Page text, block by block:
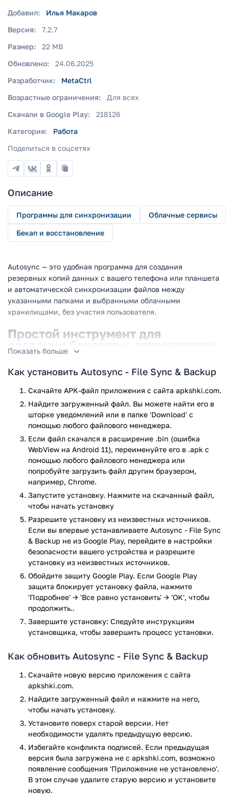
Добавил:
Илья Макаров
Версия:
7.2.7
Размер:
22 MB
Обновлено:
24.06.2025
Разработчик:
MetaCtrl
Возрастные ограничения:
Для всех
Скачали в Google Play:
218126
Категория:
Работа
Поделиться в соцсетях
Описание
Программы для синхронизации Облачные сервисы
Бекап и восстановление
Autosync — это удобная программа для создания
резервных копий данных с вашего телефона или планшета
и автоматической синхронизации файлов между
указанными папками и выбранными облачными
хранилищами, без участия пользователя.
Простой инструмент для
создания бэкапов и автозагрузки
данных на облако
При помощи этой программы, вы получите возможность
сохранять любые файлы на облако в автоматическом
режиме. Это поможет вседа иметь резервные копии
важных данных, а также облегчит передачу данных между
смартфонами и ПК. После настройки синхронизации,
приложение будет работать в автоматическом режиме и
не потребует от пользователя каких-либо действий. При
необходимости, вы можете настроить обратную
синхронизацию: загрузку данных с облака, в выбранную
папку на вашем телефоне, для использования
соответствующих файлов, без доступа в Интернет.
В последней версии программы, вас
ожидает:
Быстрая синхронизация данных между смартфоном
и облаком.
Надёжное шифрование данных. во время передачи.
Файлы не проходят через серверы компании и
загружаются напрямую на выбранные облачные
хранилища.
Поддержка следующих обалчных сервисов:
Dropbox;
Box;
OneDrive;
Яндекс.Диск;
SharePoint;
Nextcloud;
и т.д.
Возможность выбрать папку для сохранения файлов
на телефоне и на облаке.
Подержка следующих протоколов:
WebDAV;
FTP;
SFTP;
Показать больше
Как установить Autosync - File Sync & Backup
Скачайте APK-файл приложения с сайта apkshki.com.
Найдите загруженный файл. Вы можете найти его в
шторке уведомлений или в папке 'Download' с
помощью любого файлового менеджера.
Если файл скачался в расширение .bin (ошибка
WebView на Android 11), переименуйте его в .apk с
помощью любого файлового менеджера или
попробуйте загрузить файл другим браузером,
например, Chrome.
Запустите установку. Нажмите на скачанный файл,
чтобы начать установку
Разрешите установку из неизвестных источников.
Если вы впервые устанавливаете Autosync - File Sync
& Backup не из Google Play, перейдите в настройки
безопасности вашего устройства и разрешите
установку из неизвестных источников.
Обойдите защиту Google Play. Если Google Play
защита блокирует установку файла, нажмите
'Подробнее' → 'Все равно установить' → 'OK', чтобы
продолжить..
Завершите установку: Следуйте инструкциям
установщика, чтобы завершить процесс установки.
Как обновить Autosync - File Sync & Backup
Скачайте новую версию приложения с сайта
apkshki.com.
Найдите загруженный файл и нажмите на него,
чтобы начать установку.
Установите поверх старой версии. Нет
необходимости удалять предыдущую версию.
Избегайте конфликта подписей. Если предыдущая
версия была загружена не с apkshki.com, возможно
появление сообщения 'Приложение не установлено'.
В этом случае удалите старую версию и установите
новую.